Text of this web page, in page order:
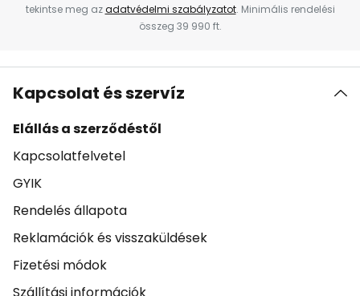
tekintse meg azadatvédelmi szabályzatot. Minimális rendelési
összeg 39 990 ft.
Kapcsolat és szervíz
Elállás a szerződéstől
Kapcsolatfelvetel
GYIK
Rendelés állapota
Reklamációk és visszaküldések
Fizetési módok